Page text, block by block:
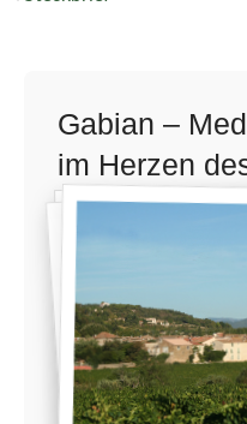
Gabian –
im Herzen